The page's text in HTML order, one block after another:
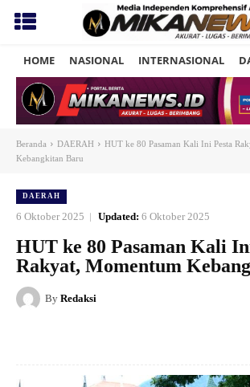
HOME NASIONAL INTERNASIONAL
Beranda DAERAH
HUT ke 80 Pasaman Kali Ini Pesta
Kebangkitan Baru
DAERAH
6 Oktober 2025 Updated: 6 Oktober 2025
HUT ke 80 Pasaman Kali
Rakyat, Momentum
By Redaksi